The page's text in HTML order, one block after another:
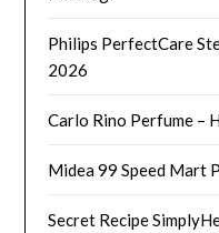
Philips PerfectCare
2026
Carlo Rino Perfume –
Midea 99 Speed Mart
Secret Recipe